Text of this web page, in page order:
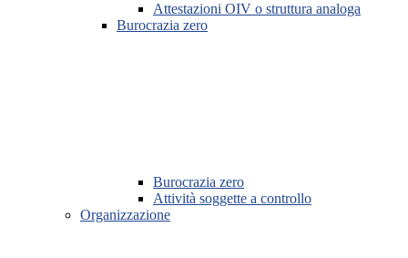
Attestazioni OIV o struttura analoga
Burocrazia zero
Burocrazia zero
Attività soggette a controllo
Organizzazione